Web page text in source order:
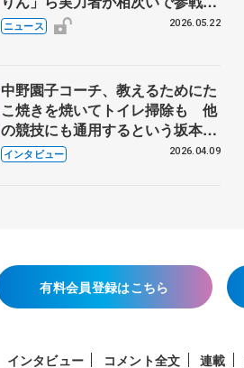
国内の競争激化
ニュース 2026.05.22
中野園子コーチ、教えるためにた
こ焼きを焼いてトイレ掃除も 他
の競技にも通用するという坂本花
織の筋肉
インタビュー 2026.04.09
有料会員登録はこちら
インタビュー コメント全文 連載